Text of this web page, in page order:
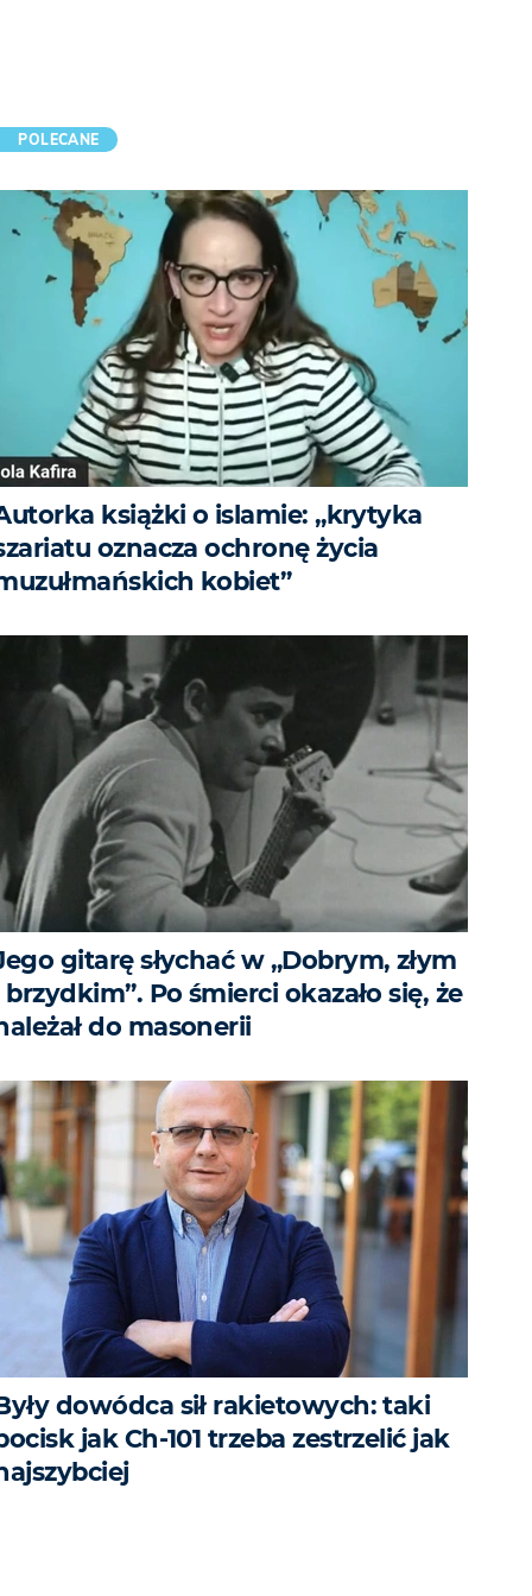
POLECANE
książki o islamie: „krytyka
oznacza ochronę życia
kobiet”
gitarę słychać w „Dobrym, złym
brzydkim”. Po śmierci okazało się, że
do masonerii
dowódca sił rakietowych: taki
jak Ch-101 trzeba zestrzelić jak